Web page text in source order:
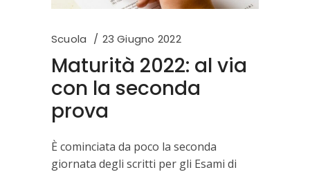
Scuola 23 Giugno 2022
Maturità 2022: al via
con la seconda
prova
È cominciata da poco la seconda
giornata degli scritti per gli Esami di